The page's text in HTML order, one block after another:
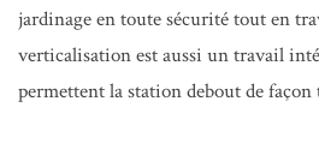
jardinage en toute sécurité tout en
verticalisation est aussi un travail
permettent la station debout de façon